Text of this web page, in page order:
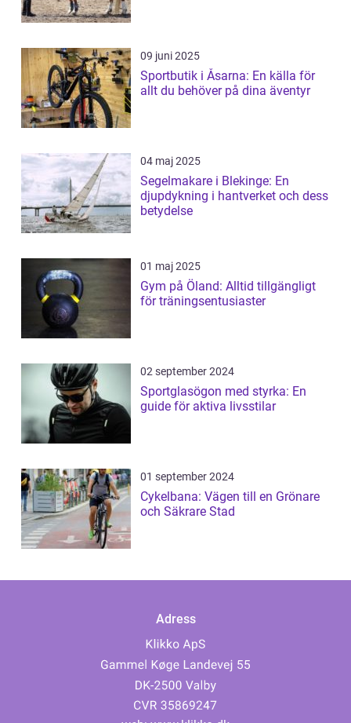
09 juni 2025
Sportbutik i Åsarna: En källa för
allt du behöver på dina äventyr
04 maj 2025
Segelmakare i Blekinge: En
djupdykning i hantverket och dess
betydelse
01 maj 2025
Gym på Öland: Alltid tillgängligt
för träningsentusiaster
02 september 2024
Sportglasögon med styrka: En
guide för aktiva livsstilar
01 september 2024
Cykelbana: Vägen till en Grönare
och Säkrare Stad
Adress